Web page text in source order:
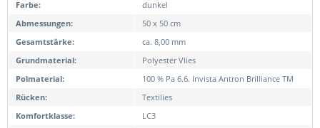
Farbe:
dunkel
Abmessungen:
50 x 50 cm
Gesamtstärke:
ca. 8,00 mm
Grundmaterial:
Polyester Vlies
Polmaterial:
100 % Pa 6.6. Invista Antron Brilliance TM
Rücken:
Textilies
Komfortklasse:
LC3